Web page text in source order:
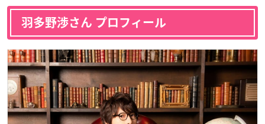
羽多野渉さん プロフィール